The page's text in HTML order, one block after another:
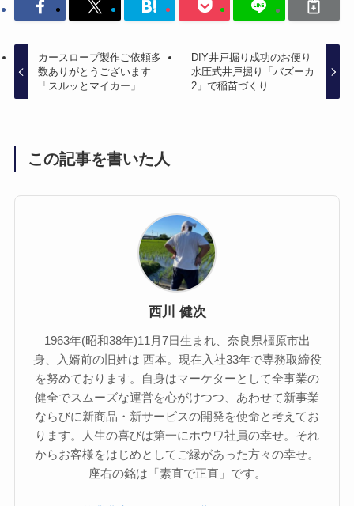
カースロープ製作ご依頼多
数ありがとうございます
「スルッとマイカー」
DIY井戸掘り成功のお便り
水圧式井戸掘り「バズーカ
2」で稲苗づくり
この記事を書いた人
西川 健次
1963年(昭和38年)11月7日生まれ、奈良県橿原市出
身、入婿前の旧姓は 西本。現在入社33年で専務取締役
を努めております。自身はマーケターとして全事業の
健全でスムーズな運営を心がけつつ、あわせて新事業
ならびに新商品・新サービスの開発を使命と考えてお
ります。人生の喜びは第一にホウワ社員の幸せ。それ
からお客様をはじめとしてご縁があった方々の幸せ。
座右の銘は「素直で正直」です。